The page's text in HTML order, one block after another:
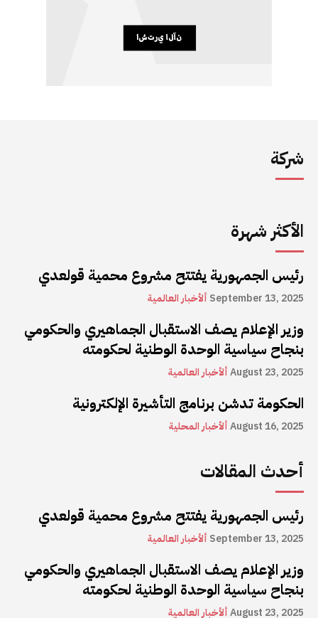
شركة
الأكثر شهرة
رئيس الجمهورية يفتتح مشروع محمية قولعدي
ألأخبار العالمية September 13, 2025
وزير الإعلام يصف الاستقبال الجماهيري والحكومي
بنجاح سياسية الوحدة الوطنية لحكومته
ألأخبار العالميةAugust 23, 2025
الحكومة تدشن برنامج التأشيرة الإلكترونية
ألأخبار المحليةAugust 16, 2025
أحدث المقالات
رئيس الجمهورية يفتتح مشروع محمية قولعدي
ألأخبار العالمية September 13, 2025
وزير الإعلام يصف الاستقبال الجماهيري والحكومي
بنجاح سياسية الوحدة الوطنية لحكومته
ألأخبار العالميةAugust 23, 2025